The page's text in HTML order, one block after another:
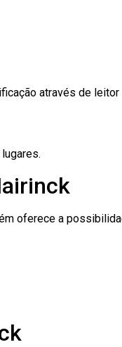
através de
oferece a